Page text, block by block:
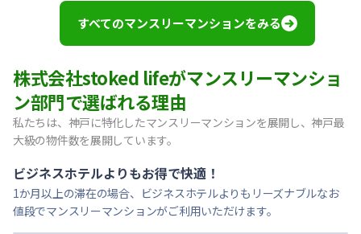
【灘区・JR六甲道】Sステイ六甲道SOUTH・OL｜禁煙ル
【東灘区・摂津本山】Sステイ本山サンハイツOL｜禁煙
【東灘区・JR住吉】Sステイ神戸住吉本町OL｜禁煙ルーム
【神戸・春日野道】Sステイ三宮東アスヴェル｜禁煙ルー
【宝塚市・逆瀬川】Sステイ逆瀬川｜禁煙ルーム・Wi-Fi無料
【西宮北口】Sステイ西宮北口第２｜禁煙ルーム・Wi-Fiレ
【西宮北口】Sステイ西宮北口第２｜禁煙ルーム・Wi-Fiレ
【神戸・三宮】Sステイ神戸三宮レガニール｜禁煙ルーム
すべてのマンスリーマンションをみる
株式会社stoked lifeがマンスリーマンショ
ン部門で選ばれる理由
私たちは、神戸に特化したマンスリーマンションを展開し、神戸最
大級の物件数を展開しています。
ビジネスホテルよりもお得で快適！
1か月以上の滞在の場合、ビジネスホテルよりもリーズナブルなお
値段でマンスリーマンションがご利用いただけます。